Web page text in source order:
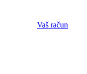
Vaš račun